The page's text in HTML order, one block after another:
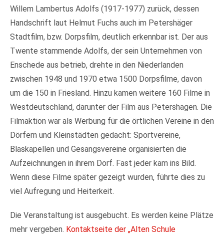
Willem Lambertus Adolfs (1917-1977) zurück, dessen
Handschrift laut Helmut Fuchs auch im Petershäger
Stadtfilm, bzw. Dorpsfilm, deutlich erkennbar ist. Der aus
Twente stammende Adolfs, der sein Unternehmen von
Enschede aus betrieb, drehte in den Niederlanden
zwischen 1948 und 1970 etwa 1500 Dorpsfilme, davon
um die 150 in Friesland. Hinzu kamen weitere 160 Filme in
Westdeutschland, darunter der Film aus Petershagen. Die
Filmaktion war als Werbung für die örtlichen Vereine in den
Dörfern und Kleinstädten gedacht: Sportvereine,
Blaskapellen und Gesangsvereine organisierten die
Aufzeichnungen in ihrem Dorf. Fast jeder kam ins Bild.
Wenn diese Filme später gezeigt wurden, führte dies zu
viel Aufregung und Heiterkeit.
Die Veranstaltung ist ausgebucht. Es werden keine Plätze
mehr vergeben. Kontaktseite der „Alten Schule